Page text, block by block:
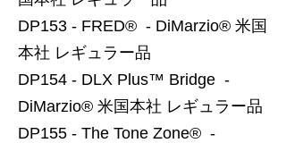
DP153 - FRED® - DiMarzio® 米国
本社 レギュラー品
DP154 - DLX Plus™ Bridge -
DiMarzio® 米国本社 レギュラー品
DP155 - The Tone Zone® -